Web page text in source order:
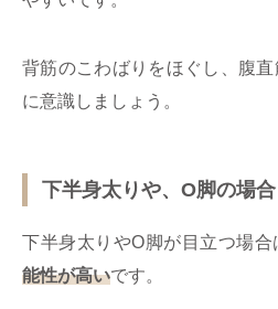
背筋のこわばりをほぐし、腹
に意識しましょう。
下半身太りや、O脚の場合
下半身太りやO脚が目立つ場合
能性が高いです。